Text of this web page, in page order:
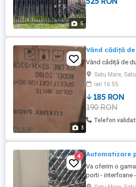
5
3
Vând cădiță de
Vând cădiță de
Satu Mare,
ieri 16:55
185 RON
190 RON
Telefon validat
4 Automatizare
Va oferim o
porti - interfoane
sisteme pentru